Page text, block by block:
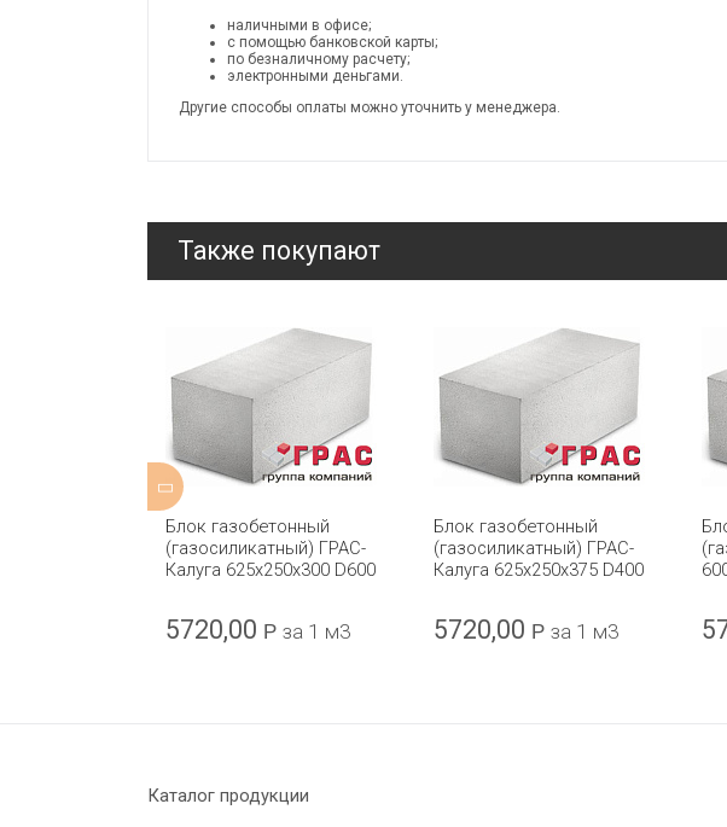
наличными в офисе;
с помощью банковской карты;
по безналичному расчету;
электронными деньгами.
Другие способы оплаты можно уточнить у менеджера.
Также покупают
Блок газобетонный
(газосиликатный) ГРАС-
Калуга 625x250x300 D600
5720,00 Р за 1 м3
Блок газобетонный
(газосиликатный) ГРАС-
Калуга 625x250x375 D400
5720,00 Р за 1 м3
Каталог продукции